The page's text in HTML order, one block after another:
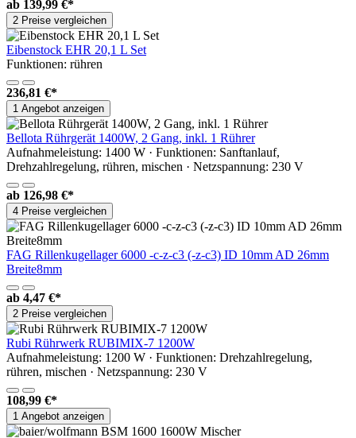
ab 139,99 €*
2 Preise vergleichen
Eibenstock EHR 20,1 L Set
Funktionen: rühren
236,81 €*
1 Angebot anzeigen
Bellota Rührgerät 1400W, 2 Gang, inkl. 1 Rührer
Aufnahmeleistung: 1400 W · Funktionen: Sanftanlauf,
Drehzahlregelung, rühren, mischen · Netzspannung: 230 V
ab 126,98 €*
4 Preise vergleichen
FAG Rillenkugellager 6000 -c-z-c3 (-z-c3) ID 10mm AD 26mm
Breite8mm
ab 4,47 €*
2 Preise vergleichen
Rubi Rührwerk RUBIMIX-7 1200W
Aufnahmeleistung: 1200 W · Funktionen: Drehzahlregelung,
rühren, mischen · Netzspannung: 230 V
108,99 €*
1 Angebot anzeigen